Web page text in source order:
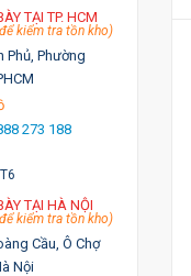
TẠI TP. HCM
kiểm tra tồn kho)
Phủ, Phường
273 188
TẠI HÀ NỘI
kiểm tra tồn kho)
Cầu, Ô Chợ
Nội